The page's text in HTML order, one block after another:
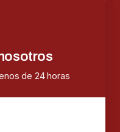
de 24 horas